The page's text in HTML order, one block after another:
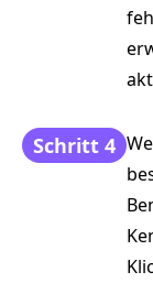
Schritt 4